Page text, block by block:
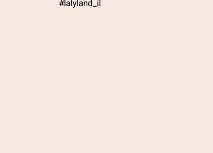
#lalyland_il